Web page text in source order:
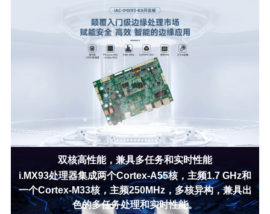
双核高性能，兼具多任务和实时性能
i.MX93处理器集成两个Cortex-A55核，主频1.7 GHz和
一个Cortex-M33核，主频250MHz，多核异构，兼具出
色的多任务处理和实时性能。